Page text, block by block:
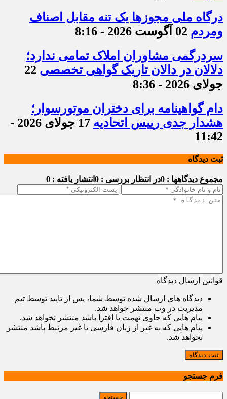
درگاه ملی مجوزها یک تنه مقابل اصناف
ومردم 02 آگوست 2026 - 8:16
سردرگمی مشاوران املاک تمامی ندارد؛
دلالان در دالان تاریک گواهی تخصصی 22
جولای 2026 - 8:36
دام گواهینامه برای دختران موتورسوار؛
هشدار جدی رییس اتحادیه
17 جولای 2026 -
11:42
ثبت دیدگاه
مجموع دیدگاهها : 0 در انتظار بررسی : 0 انتشار یافته : 0
قوانین ارسال دیدگاه
دیدگاه های ارسال شده توسط شما، پس از تایید توسط تیم
مدیریت در وب منتشر خواهد شد.
پیام هایی که حاوی تهمت یا افترا باشد منتشر نخواهد شد.
پیام هایی که به غیر از زبان فارسی یا غیر مرتبط باشد منتشر
نخواهد شد.
ثبت دیدگاه
فرم جستجو